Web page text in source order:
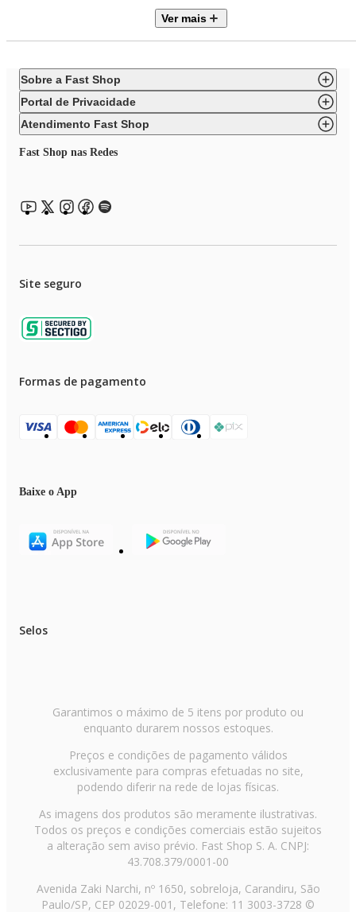
Altura Do Chão Até o Assento: 44 cm
Altura: 72cm
Largura: 70cm
Garantia: 3 meses contra defeito de fabricação.
Ver mais
Sobre a Fast Shop
Portal de Privacidade
Atendimento Fast Shop
Fast Shop nas Redes
Site seguro
Formas de pagamento
Baixe o App
Selos
Garantimos o máximo de 5 itens por produto ou
enquanto durarem nossos estoques.
Preços e condições de pagamento válidos
exclusivamente para compras efetuadas no site,
podendo diferir na rede de lojas físicas.
As imagens dos produtos são meramente ilustrativas.
Todos os preços e condições comerciais estão sujeitos
a alteração sem aviso prévio. Fast Shop S. A. CNPJ:
43.708.379/0001-00
Avenida Zaki Narchi, nº 1650, sobreloja, Carandiru, São
Paulo/SP, CEP 02029-001, Telefone: 11 3003-3728 ©